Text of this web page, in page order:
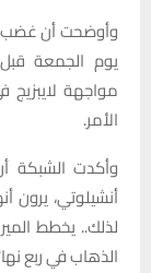
وأوضحت أن غضب
يوم الجمعة
مواجهة لايبزيج
الأمر.
وأكدت الشبكة
أنشيلوتي، يرون
لذلك.. يخطط
الذهاب في ربع